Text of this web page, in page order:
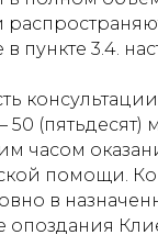
пункте 3.4.
50 (пятьдесят)
часом
помощи.
в
опоздания